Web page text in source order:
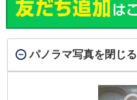
パノラマ写真を閉じる